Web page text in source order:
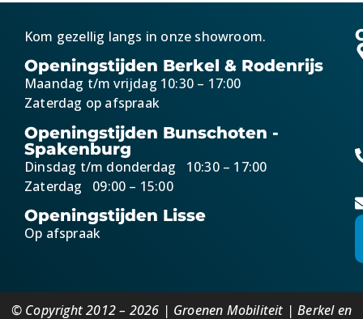
Kom gezellig langs in onze showroom.
Openingstijden Berkel & Rodenrijs
Maandag t/m vrijdag 10:30 – 17:00
Zaterdag op afspraak
Openingstijden Bunschoten -
Spakenburg
Dinsdag t/m donderdag 10:30 – 17:00
Zaterdag 09:00 – 15:00
Openingstijden Lisse
Op afspraak
© Copyright 2012 – 2026 | Groenen Mobiliteit | Berkel en